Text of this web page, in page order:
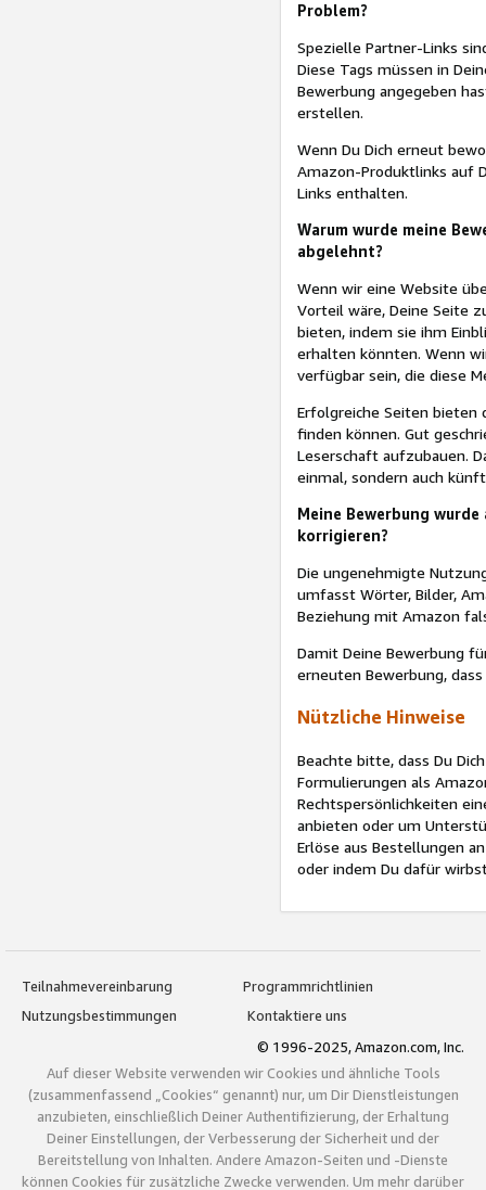
Problem?
Spezielle Partner-Links
Diese Tags müssen in
Bewerbung angegeben
erstellen.
Wenn Du Dich erneut
Amazon-Produktlinks auf
Links enthalten.
Warum wurde meine
abgelehnt?
Wenn wir eine Website
Vorteil wäre, Deine Seite
bieten, indem sie ihm
erhalten könnten. Wenn
verfügbar sein, die diese
Erfolgreiche Seiten bieten
finden können. Gut
Leserschaft aufzubauen.
einmal, sondern auch
Meine Bewerbung
korrigieren?
Die ungenehmigte
umfasst Wörter, Bilder,
Beziehung mit Amazon
Damit Deine Bewerbung
erneuten Bewerbung,
Nützliche Hinweise
Beachte bitte, dass Du
Formulierungen als
Rechtspersönlichkeiten
anbieten oder um
Erlöse aus Bestellungen
oder indem Du dafür
Teilnahmevereinbarung
Programmrichtlinien
Nutzungsbestimmungen
Kontaktiere uns
© 1996-2025, Amazon.com, Inc.
Auf dieser Website verwenden wir Cookies und ähnliche Tools
(zusammenfassend „Cookies“ genannt) nur, um Dir Dienstleistungen
anzubieten, einschließlich Deiner Authentifizierung, der Erhaltung
Deiner Einstellungen, der Verbesserung der Sicherheit und der
Bereitstellung von Inhalten. Andere Amazon-Seiten und -Dienste
können Cookies für zusätzliche Zwecke verwenden. Um mehr darüber